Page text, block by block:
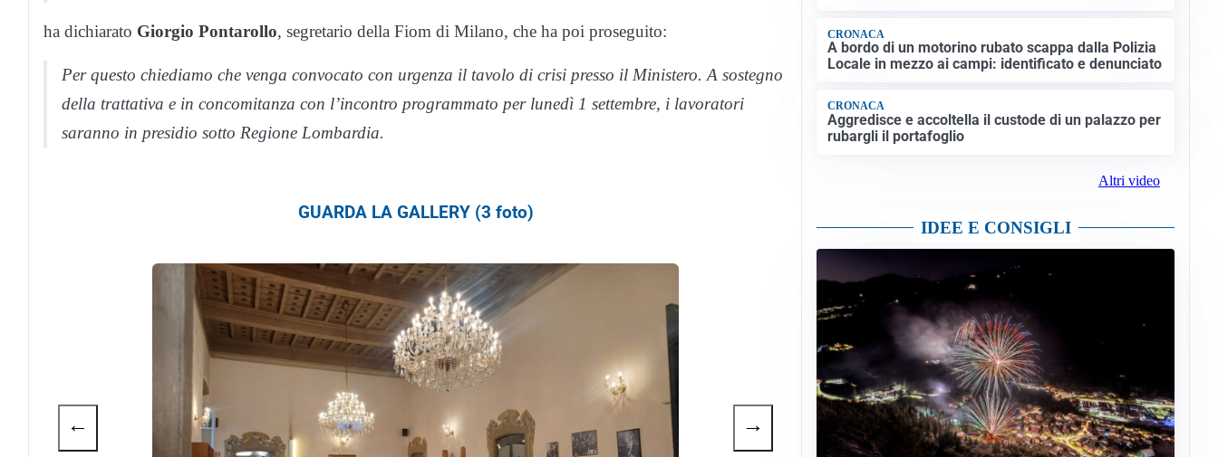
ha dichiarato Giorgio Pontarollo, segretario della Fiom di Milano, che ha poi proseguito:
Per questo chiediamo che venga convocato con urgenza il tavolo di crisi presso il Ministero. A sostegno
della trattativa e in concomitanza con l’incontro programmato per lunedì 1 settembre, i lavoratori
saranno in presidio sotto Regione Lombardia.
GUARDA LA GALLERY (3 foto)
← →
CRONACA
A bordo di un motorino rubato scappa dalla Polizia
Locale in mezzo ai campi: identificato e denunciato
CRONACA
Aggredisce e accoltella il custode di un palazzo per
rubargli il portafoglio
Altri video
IDEE E CONSIGLI